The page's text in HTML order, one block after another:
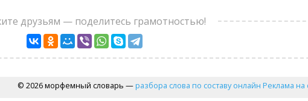
друзьям — поделитесь грамотностью!
© 2026 морфемный словарь —разбора слова по составу онлайн Реклама на